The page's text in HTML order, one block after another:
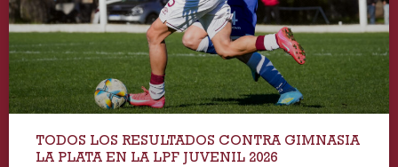
TODOS LOS RESULTADOS CONTRA GIMNASIA
LA PLATA EN LA LPF JUVENIL 2026